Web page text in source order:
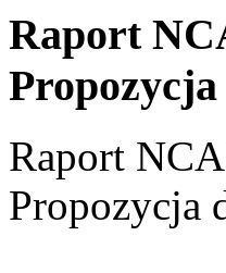
Raport
Propozycja
Raport
Propozycja